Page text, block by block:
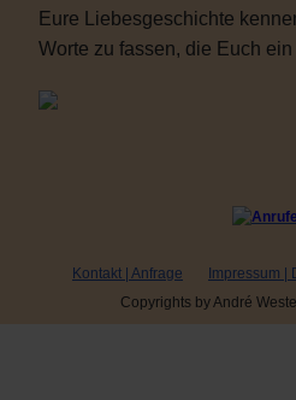
Eure Liebesgeschichte
Worte zu fassen, die Euch
Kontakt | Anfrage Impressum |
Copyrights by André